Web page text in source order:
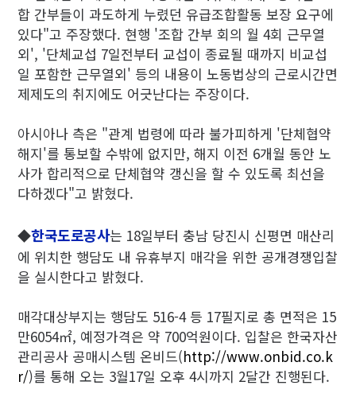
합 간부들이 과도하게 누렸던 유급조합활동 보장 요구에
있다"고 주장했다. 현행 '조합 간부 회의 월 4회 근무열
외', '단체교섭 7일전부터 교섭이 종료될 때까지 비교섭
일 포함한 근무열외' 등의 내용이 노동법상의 근로시간면
제제도의 취지에도 어긋난다는 주장이다.
아시아나 측은 "관계 법령에 따라 불가피하게 '단체협약
해지'를 통보할 수밖에 없지만, 해지 이전 6개월 동안 노
사가 합리적으로 단체협약 갱신을 할 수 있도록 최선을
다하겠다"고 밝혔다.
◆한국도로공사는 18일부터 충남 당진시 신평면 매산리
에 위치한 행담도 내 유휴부지 매각을 위한 공개경쟁입찰
을 실시한다고 밝혔다.
매각대상부지는 행담도 516-4 등 17필지로 총 면적은 15
만6054㎡, 예정가격은 약 700억원이다. 입찰은 한국자산
관리공사 공매시스템 온비드(http://www.onbid.co.k
r/)를 통해 오는 3월17일 오후 4시까지 2달간 진행된다.